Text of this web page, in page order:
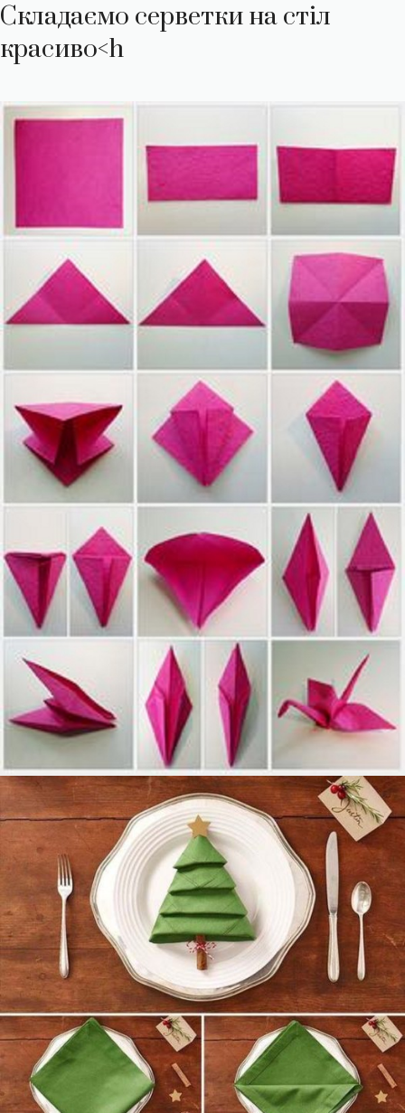
Складаємо серветки на стіл
красиво<h